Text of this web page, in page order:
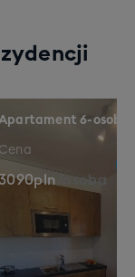
6-
Cena
pln osoba